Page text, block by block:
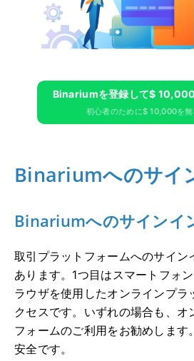
Binariumを登録して$ 10,000
初心者のために$ 10,000を無
Binariumへのサイ
Binariumへのサインイ
取引プラットフォームへのサイン
あります。1つ目はスマートフォ
ラウザを使用したオンラインプラ
クセスです。いずれの場合も、オ
フォームのご利用をお勧めします
安全です。